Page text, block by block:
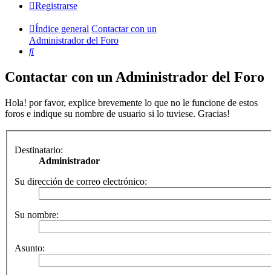
Registrarse
Índice general Contactar con un
Administrador del Foro
Buscar
Contactar con un Administrador del Foro
Hola! por favor, explice brevemente lo que no le funcione de estos
foros e indique su nombre de usuario si lo tuviese. Gracias!
Destinatario:
Administrador
Su dirección de correo electrónico:
Su nombre:
Asunto: